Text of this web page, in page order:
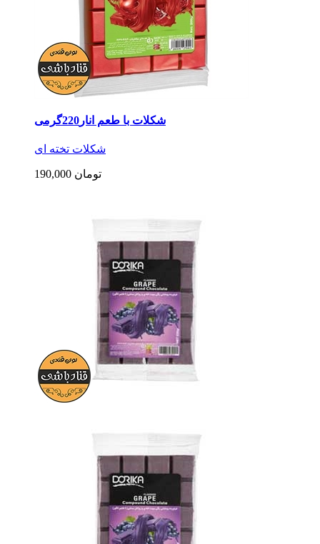
شکلات با طعم انار220گرمی
شکلات تخته ای
190,000 تومان